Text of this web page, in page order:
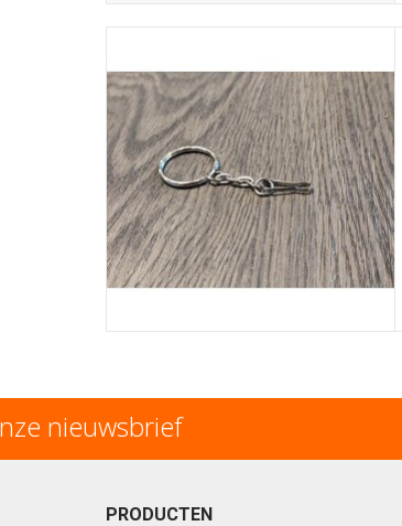
nieuwsbrief
PRODUCTEN